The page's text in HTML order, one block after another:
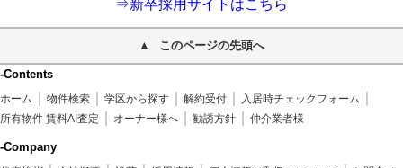
⇒新卒採用サイトはこちら
このページの先頭へ
-Contents
ホーム 物件検索 学区から探す 解約受付
入居時チェックフォーム
所有物件 賃料AI査定
オーナー様へ 勧誘方針 仲介業者様
-Company